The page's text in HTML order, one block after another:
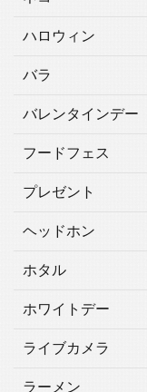
ハロウィン
バラ
バレンタインデー
フードフェス
プレゼント
ヘッドホン
ホタル
ホワイトデー
ライブカメラ
ラーメン